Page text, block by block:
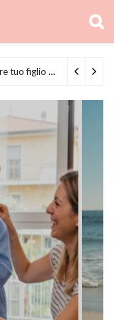
Guida al rientro a scuola: Come preparare tuo figlio senza stress